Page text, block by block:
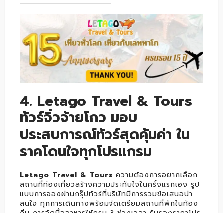
4. Letago Travel & Tours
ทัวร์จิ่วจ้ายโกว มอบ
ประสบการณ์ทัวร์สุดคุ้มค่า ใน
ราคโดนใจทุกโปรแกรม
Letago Travel & Tours ความต้องการอยากเลือก
สถานที่ท่องเที่ยวสร้างความประทับใจในครั้งแรกเอง รูป
แบบการจองผ่านกรุ๊ปทัวร์ที่บริษัทมีการรวมข้อเสนอน่า
สนใจ ทุกการเดินทางพร้อมจัดเตรียมสถานที่พักในท้อง